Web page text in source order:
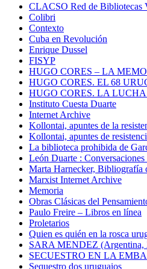
CLACSO Red de Bibliotecas
Colibri
Contexto
Cuba en Revolución
Enrique Dussel
FISYP
HUGO CORES – LA
HUGO CORES. EL 68
HUGO CORES. LA
Instituto Cuesta Duarte
Internet Archive
Kollontai, apuntes de la
Kollontai, apuntes de
La biblioteca prohibida de
León Duarte :
Marta Harnecker, Bibliografía
Marxist Internet Archive
Memoria
Obras Clásicas del
Paulo Freire – Libros en línea
Proletarios
Quien es quién en la rosca
SARA MENDEZ (Argentina,
SECUESTRO EN LA
Sequestro dos uruguaios